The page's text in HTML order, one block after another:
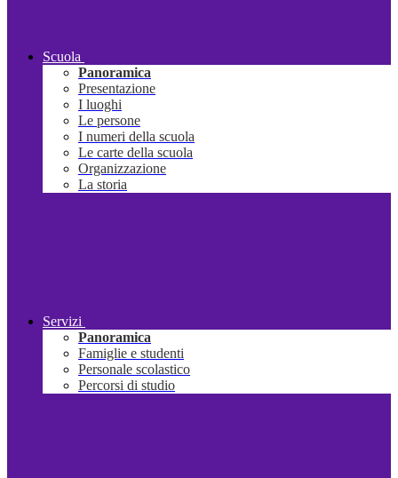
Scuola
Panoramica
Presentazione
I luoghi
Le persone
I numeri della scuola
Le carte della scuola
Organizzazione
La storia
Servizi
Panoramica
Famiglie e studenti
Personale scolastico
Percorsi di studio